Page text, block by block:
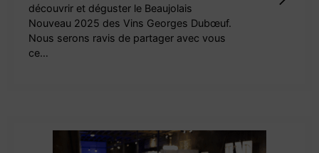
découvrir et déguster le Beaujolais
Nouveau 2025 des Vins Georges Dubœuf.
Nous serons ravis de partager avec vous
ce…